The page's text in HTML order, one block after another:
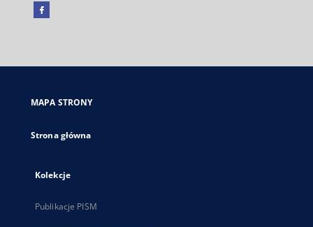
Facebook
się
karcie
MAPA STRONY
Strona główna
Kolekcje
Publikacje PISM